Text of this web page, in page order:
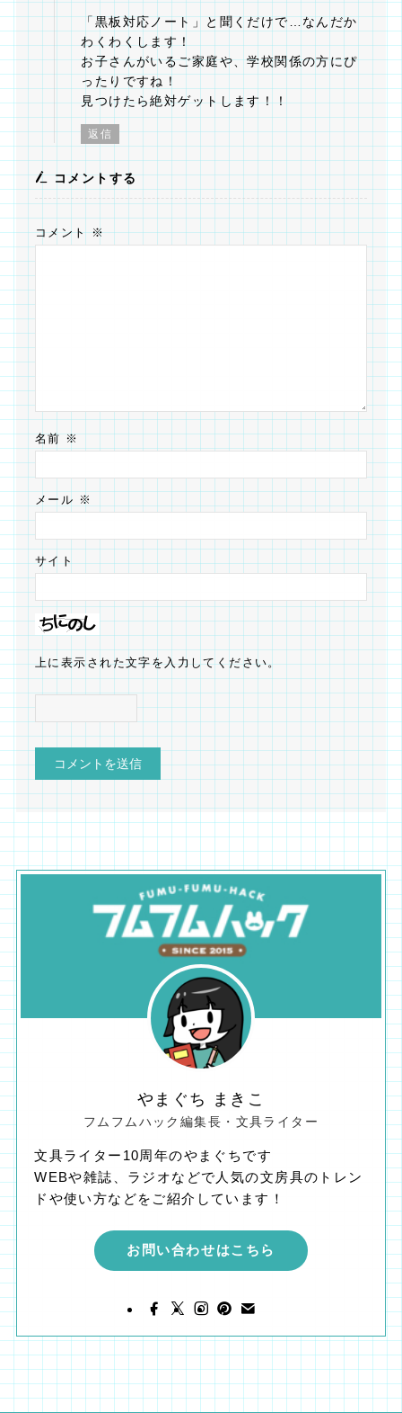
「黒板対応ノート」と聞くだけで…なんだか
わくわくします！
お子さんがいるご家庭や、学校関係の方にぴ
ったりですね！
見つけたら絶対ゲットします！！
返信
コメントする
コメント※
名前※
メール ※
サイト
上に表示された文字を入力してください。
やまぐち まきこ
フムフムハック編集長・文具ライター
文具ライター10周年のやまぐちです
WEBや雑誌、ラジオなどで人気の文房具のトレン
ドや使い方などをご紹介しています！
お問い合わせはこちら